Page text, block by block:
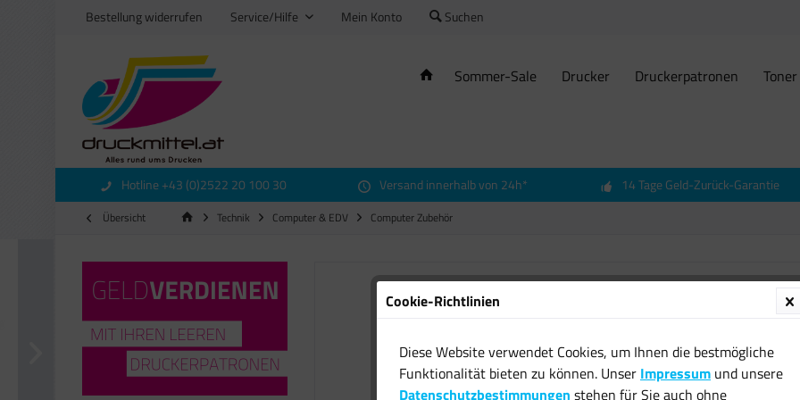
Bestellung widerrufen Service/Hilfe Mein Konto Suchen
Sommer-Sale Drucker Druckerpatronen Toner
Hotline +43 (0)2522 20 100 30 Versand innerhalb von 24h* 14 Tage Geld-Zurück-Garantie
Übersicht Technik Computer & EDV Computer Zubehör
4
und
Cookie-Richtlinien
Diese Website verwendet Cookies, um Ihnen die bestmögliche
Funktionalität bieten zu können. Unser Impressum und unsere
Datenschutzbestimmungen stehen für Sie auch ohne